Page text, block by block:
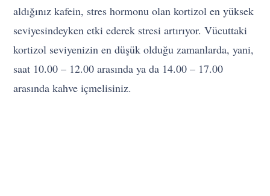
aldığınız kafein, stres hormonu olan kortizol en yüksek
seviyesindeyken etki ederek stresi artırıyor. Vücuttaki
kortizol seviyenizin en düşük olduğu zamanlarda, yani,
saat 10.00 – 12.00 arasında ya da 14.00 – 17.00
arasında kahve içmelisiniz.